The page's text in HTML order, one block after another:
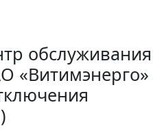
обслуживания
«Витимэнерго»